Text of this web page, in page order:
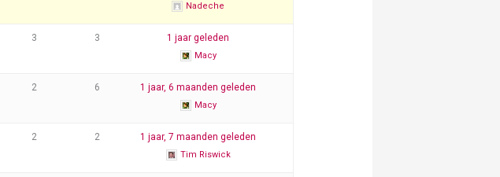
Nadeche
3 3 1 jaar geleden
Macy
2 6 1 jaar, 6 maanden geleden
Macy
2 2 1 jaar, 7 maanden geleden
Tim Riswick